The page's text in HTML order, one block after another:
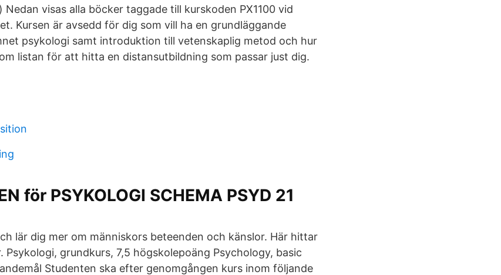
Nedan visas alla böcker taggade till kurskoden PX1100 vid
Kursen är avsedd för dig som vill ha en grundläggande
psykologi samt introduktion till vetenskaplig metod och hur
listan för att hitta en distansutbildning som passar just dig.
för PSYKOLOGI SCHEMA PSYD 21
lär dig mer om människors beteenden och känslor. Här hittar
Psykologi, grundkurs, 7,5 högskolepoäng Psychology, basic
Studenten ska efter genomgången kurs inom följande